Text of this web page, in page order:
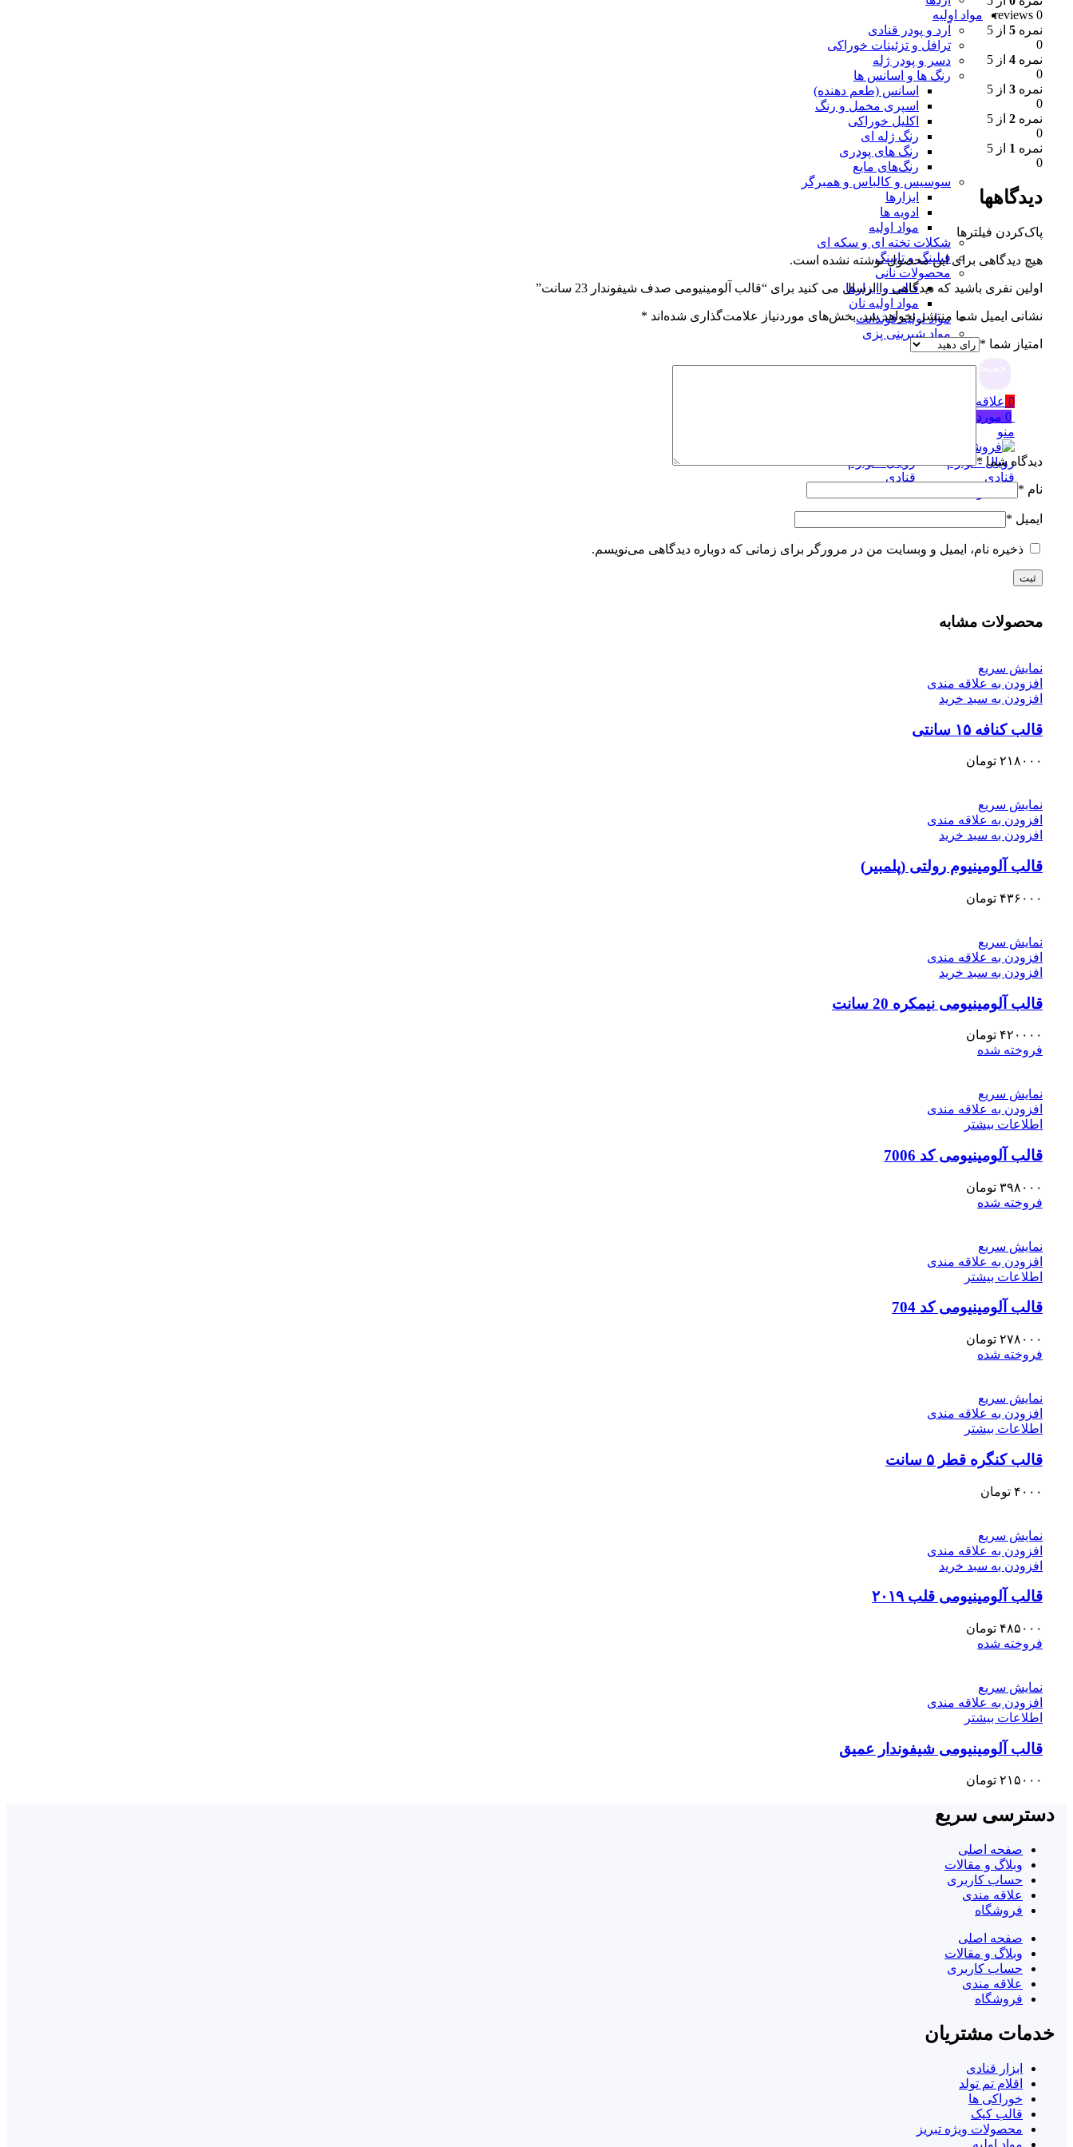
مواد اولیه
آرد و پودر قنادی
ترافل و تزئینات خوراکی
دسر و پودر ژله
رنگ ها و اسانس ها
اسانس (طعم دهنده)
اسپری مخمل و رنگ
اکلیل خوراکی
رنگ ژله ای
رنگ های پودری
رنگ‌های مایع
سوسیس و کالباس و همبرگر
ابزارها
ادویه ها
مواد اولیه
شکلات تخته ای و سکه ای
فیلینگ و تاپینگ
محصولات نانی
قالب و ابزارها
مواد اولیه نان
مواد اولیه فوندانت
مواد شیرینی پزی
جستجو
0 علاقه مندی
0 مورد
منو
0 reviews
نمره 5 از 5
0
نمره 4 از 5
0
نمره 3 از 5
0
نمره 2 از 5
0
نمره 1 از 5
0
دیدگاهها
پاک‌کردن فیلترها
هیچ دیدگاهی برای این محصول نوشته نشده است.
اولین نفری باشید که دیدگاهی را ارسال می کنید برای “قالب آلومینیومی صدف شیفوندار 23 سانت”
نشانی ایمیل شما منتشر نخواهد شد. بخش‌های موردنیاز علامت‌گذاری شده‌اند *
امتیاز شما *
دیدگاه شما *
نام *
ایمیل *
ذخیره نام، ایمیل و وبسایت من در مرورگر برای زمانی که دوباره دیدگاهی می‌نویسم.
محصولات مشابه
نمایش سریع
افزودن به علاقه مندی
افزودن به سبد خرید
قالب کنافه ۱۵ سانتی
۲۱۸۰۰۰ تومان
نمایش سریع
افزودن به علاقه مندی
افزودن به سبد خرید
قالب آلومینیوم رولتی (پلمبیر)
۴۳۶۰۰۰ تومان
نمایش سریع
افزودن به علاقه مندی
افزودن به سبد خرید
قالب آلومینیومی نیمکره 20 سانت
۴۲۰۰۰۰ تومان
فروخته شده
نمایش سریع
افزودن به علاقه مندی
اطلاعات بیشتر
قالب آلومینیومی کد 7006
۳۹۸۰۰۰ تومان
فروخته شده
نمایش سریع
افزودن به علاقه مندی
اطلاعات بیشتر
قالب آلومینیومی کد 704
۲۷۸۰۰۰ تومان
فروخته شده
نمایش سریع
افزودن به علاقه مندی
اطلاعات بیشتر
قالب کنگره قطر ۵ سانت
۴۰۰۰ تومان
نمایش سریع
افزودن به علاقه مندی
افزودن به سبد خرید
قالب آلومینیومی قلب ۲۰۱۹
۴۸۵۰۰۰ تومان
فروخته شده
نمایش سریع
افزودن به علاقه مندی
اطلاعات بیشتر
قالب آلومینیومی شیفوندار عمیق
۲۱۵۰۰۰ تومان
دسترسی سریع
صفحه اصلی
وبلاگ و مقالات
حساب کاربری
علاقه مندی
فروشگاه
صفحه اصلی
وبلاگ و مقالات
حساب کاربری
علاقه مندی
فروشگاه
خدمات مشتریان
ابزار قنادی
اقلام تم تولد
خوراکی ها
قالب کیک
محصولات ویژه تبریز